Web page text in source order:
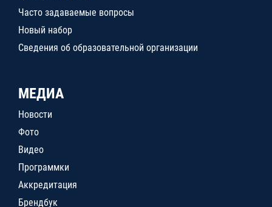
Часто задаваемые вопросы
Новый набор
Сведения об образовательной организации
МЕДИА
Новости
Фото
Видео
Программки
Аккредитация
Брендбук